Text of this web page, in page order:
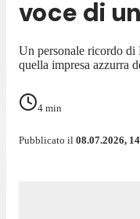
voce di
Un personale ricordo di
quella impresa azzurra
4 min
Pubblicato il 08.07.2026,